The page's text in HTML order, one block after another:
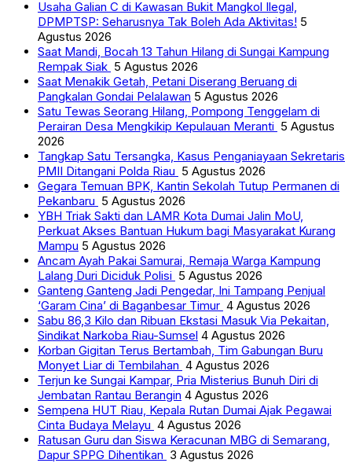
Usaha Galian C di Kawasan Bukit Mangkol Ilegal,
DPMPTSP: Seharusnya Tak Boleh Ada Aktivitas! 5
Agustus 2026
Saat Mandi, Bocah 13 Tahun Hilang di Sungai Kampung
Rempak Siak 5 Agustus 2026
Saat Menakik Getah, Petani Diserang Beruang di
Pangkalan Gondai Pelalawan 5 Agustus 2026
Satu Tewas Seorang Hilang, Pompong Tenggelam di
Perairan Desa Mengkikip Kepulauan Meranti 5 Agustus
2026
Tangkap Satu Tersangka, Kasus Penganiayaan Sekretaris
PMII Ditangani Polda Riau 5 Agustus 2026
Gegara Temuan BPK, Kantin Sekolah Tutup Permanen di
Pekanbaru 5 Agustus 2026
YBH Triak Sakti dan LAMR Kota Dumai Jalin MoU,
Perkuat Akses Bantuan Hukum bagi Masyarakat Kurang
Mampu 5 Agustus 2026
Ancam Ayah Pakai Samurai, Remaja Warga Kampung
Lalang Duri Diciduk Polisi 5 Agustus 2026
Ganteng Ganteng Jadi Pengedar, Ini Tampang Penjual
‘Garam Cina’ di Baganbesar Timur 4 Agustus 2026
Sabu 86,3 Kilo dan Ribuan Ekstasi Masuk Via Pekaitan,
Sindikat Narkoba Riau-Sumsel 4 Agustus 2026
Korban Gigitan Terus Bertambah, Tim Gabungan Buru
Monyet Liar di Tembilahan 4 Agustus 2026
Terjun ke Sungai Kampar, Pria Misterius Bunuh Diri di
Jembatan Rantau Berangin 4 Agustus 2026
Sempena HUT Riau, Kepala Rutan Dumai Ajak Pegawai
Cinta Budaya Melayu 4 Agustus 2026
Ratusan Guru dan Siswa Keracunan MBG di Semarang,
Dapur SPPG Dihentikan 3 Agustus 2026